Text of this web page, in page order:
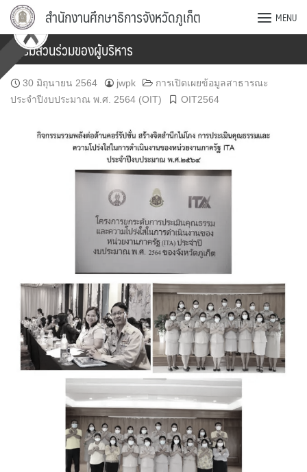
Skip
content
สำนักงานศึกษาธิการจังหวัดภูเก็ต MENU
การมีส่วนร่วมของผู้บริหาร
30 มิถุนายน 2564 jwpk
การเปิดเผยข้อมูลสาธารณะ
ประจำปีงบประมาณ พ.ศ. 2564 (OIT)
OIT2564